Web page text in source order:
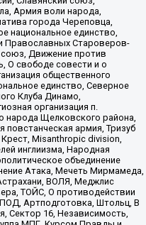
Армия воли народа,
города Череповца,
национальное единство,
Православных Староверов-
союз, Движение против
О свободе совести и о
общественного
единство, Северное
Клуба Динамо,
организация п.
народа Щелковского района,
армия, Тризуб
Misanthropic division,
инглиизма, Народная
объединение
Атака, Мечеть Мирмамеда,
ВОЛЯ, Меджлис
ТОЙС, О противодействии
Артподготовка, Штольц, В
Сектор 16, Независимость,